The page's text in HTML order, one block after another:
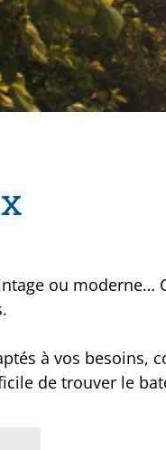
ou moderne…
à vos besoins,
de trouver le